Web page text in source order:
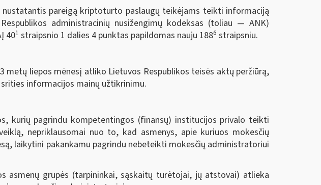
nustatantis pareigą kriptoturto paslaugų teikėjams teikti informaciją
administracinių nusižengimų kodeksas (toliau — ANK)
401 straipsnio 1 dalies 4 punktas papildomas nauju 1886 straipsniu.
liepos mėnesį atliko Lietuvos Respublikos teisės aktų peržiūrą,
informacijos mainų užtikrinimu.
kurių pagrindu kompetentingos (finansų) institucijos privalo teikti
nepriklausomai nuo to, kad asmenys, apie kuriuos mokesčių
laikytini pakankamu pagrindu nebeteikti mokesčių administratoriui
asmenų grupės (tarpininkai, sąskaitų turėtojai, jų atstovai) atlieka